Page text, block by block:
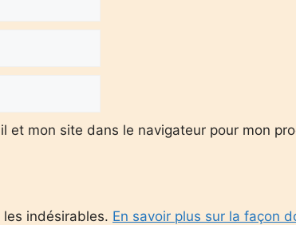
et mon site dans le navigateur pour mon
indésirables. En savoir plus sur la façon